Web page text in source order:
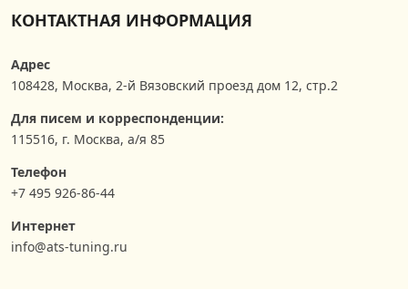
КОНТАКТНАЯ ИНФОРМАЦИЯ
Адрес
108428, Москва, 2-й Вязовский проезд дом 12, стр.2
Для писем и корреспонденции:
115516, г. Москва, а/я 85
Телефон
+7 495 926-86-44
Интернет
info@ats-tuning.ru